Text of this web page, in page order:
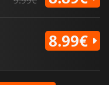
8.99€